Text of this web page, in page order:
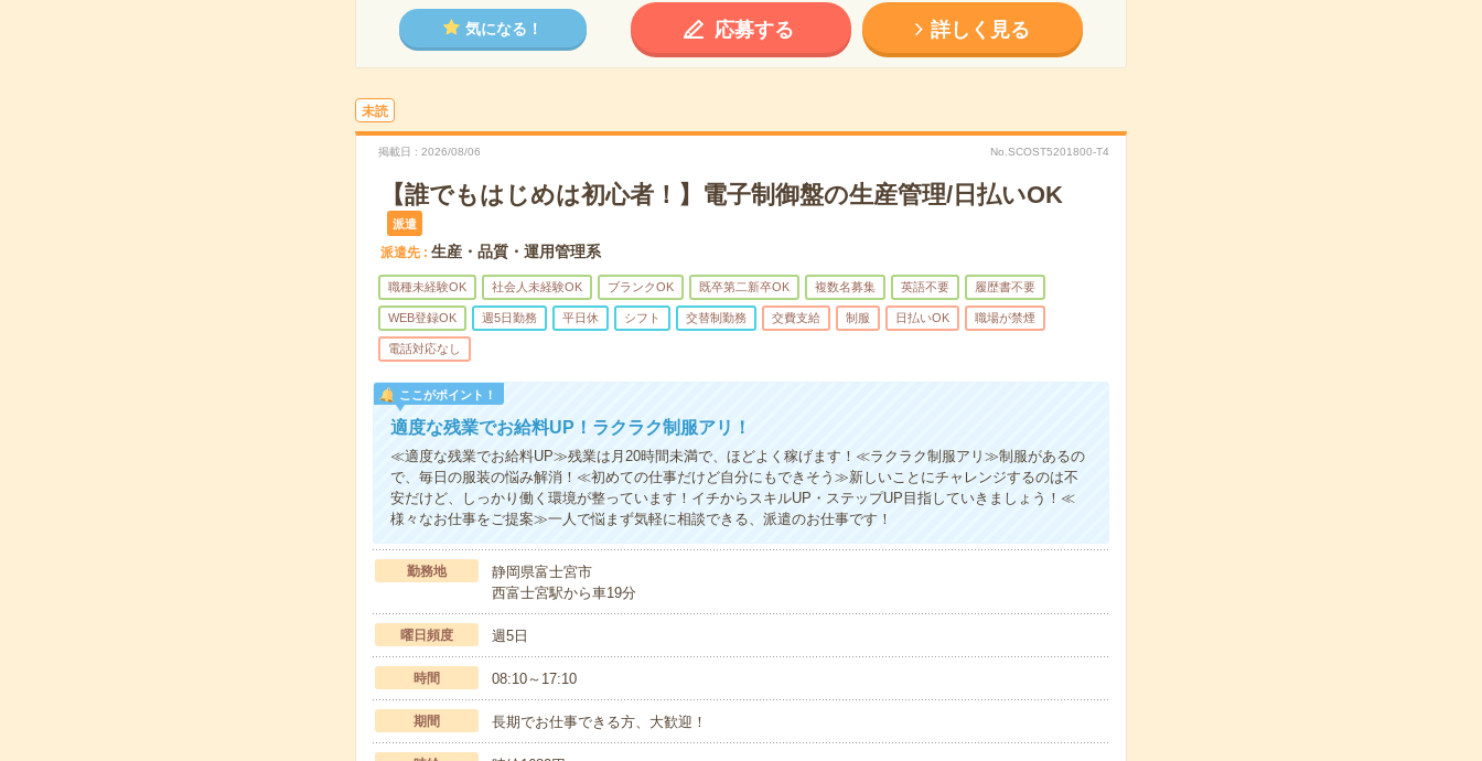
気になる！ 応募する 詳しく見る
未読
掲載日 2026/08/06 No.SCOST5201800-T4
【誰でもはじめは初心者！】電子制御盤の生産管理/日払いOK
派遣
派遣先 生産・品質・運用管理系
職種未経験OK 社会人未経験OK ブランクOK 既卒第二新卒OK 複数名募集 英語不要 履歴書不要
WEB登録OK 週5日勤務 平日休 シフト 交替制勤務 交費支給 制服 日払いOK 職場が禁煙
電話対応なし
ここがポイント！
適度な残業でお給料UP！ラクラク制服アリ！
≪適度な残業でお給料UP≫残業は月20時間未満で、ほどよく稼げます！≪ラクラク制服アリ≫制服があるの
で、毎日の服装の悩み解消！≪初めての仕事だけど自分にもできそう≫新しいことにチャレンジするのは不
安だけど、しっかり働く環境が整っています！イチからスキルUP・ステップUP目指していきましょう！≪
様々なお仕事をご提案≫一人で悩まず気軽に相談できる、派遣のお仕事です！
勤務地
静岡県富士宮市
西富士宮駅から車19分
曜日頻度 週5日
時間 08:10～17:10
期間 長期でお仕事できる方、大歓迎！